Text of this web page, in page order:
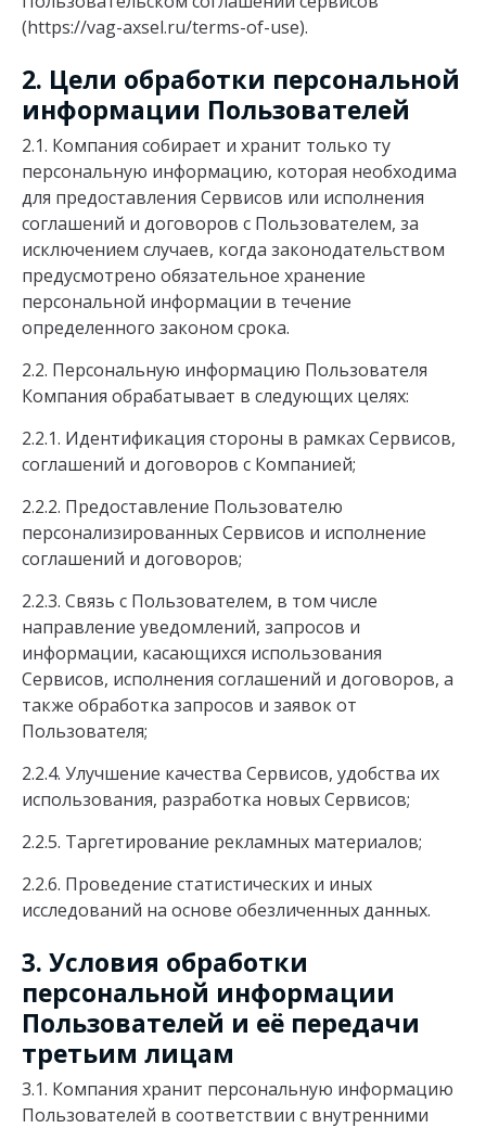
(https://vag-axsel.ru/terms-of-use).
2. Цели обработки персональной
информации Пользователей
2.1. Компания собирает и хранит только ту
персональную информацию, которая необходима
для предоставления Сервисов или исполнения
соглашений и договоров с Пользователем, за
исключением случаев, когда законодательством
предусмотрено обязательное хранение
персональной информации в течение
определенного законом срока.
2.2. Персональную информацию Пользователя
Компания обрабатывает в следующих целях:
2.2.1. Идентификация стороны в рамках Сервисов,
соглашений и договоров с Компанией;
2.2.2. Предоставление Пользователю
персонализированных Сервисов и исполнение
соглашений и договоров;
2.2.3. Связь с Пользователем, в том числе
направление уведомлений, запросов и
информации, касающихся использования
Сервисов, исполнения соглашений и договоров, а
также обработка запросов и заявок от
Пользователя;
2.2.4. Улучшение качества Сервисов, удобства их
использования, разработка новых Сервисов;
2.2.5. Таргетирование рекламных материалов;
2.2.6. Проведение статистических и иных
исследований на основе обезличенных данных.
3. Условия обработки
персональной информации
Пользователей и её передачи
третьим лицам
3.1. Компания хранит персональную информацию
Пользователей в соответствии с внутренними